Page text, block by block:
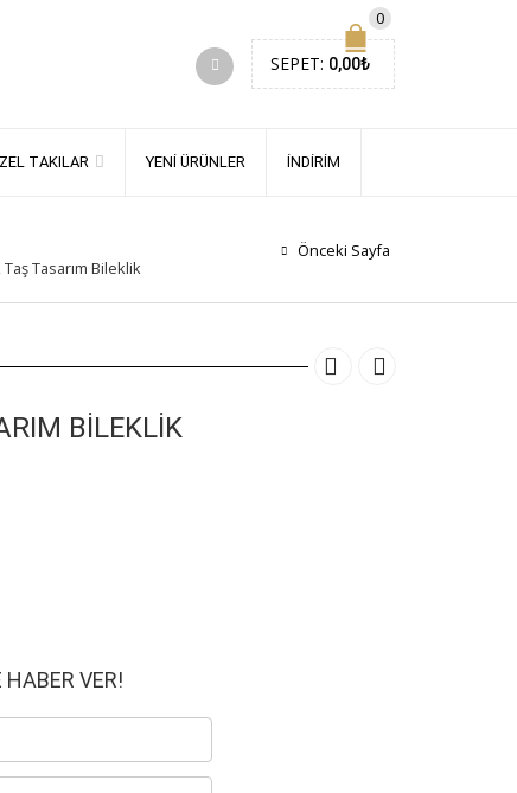
0
SEPET: 0,00₺
TAKILAR YENI ÜRÜNLER İNDIRIM
Taş Tasarım Bileklik
Önceki Sayfa
BILEKLIK
HABER VER!